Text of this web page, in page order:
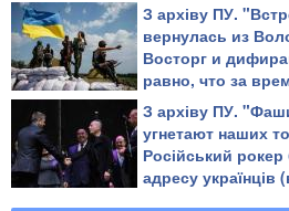
З архіву ПУ.
вернулась из
Восторг и
равно, что за
страна убила
где она живет", - блогер
З архіву ПУ.
угнетают наших
Російський
адресу українців